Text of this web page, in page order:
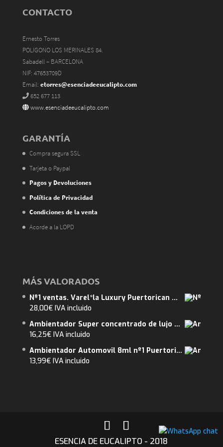
CONTACTO
Ernesto Torres
POLIGONO LOS MERINALES 84.
Sabadell – BARCELONA
NIF: 47653709D
Email: etorres@esenciadeeucalipto.com
652 677 113
www.esenciadeeucalipto.com
GARANTÍA
Compra segura SSL
Tarjeta o Paypal
Pagos y Devoluciones
Política de Privacidad
Condiciones de la venta
Acorde a la LOPD
MÁS VALORADOS
Nº1 ventas. Varel*la Luxury Puertorican Mango 375ml. ENVIO GRATUITO. Abarca 40m2.
28,00€ IVA incluido
Ambientador Super concentrado de lujo 250 ml. Frutos rojos. ENVIO GRATUITO.
16,25€ IVA incluido
Ambientador Automovil 8ml nº1 Puertorican Mango 2 un. Envio Gratuito
13,99€ IVA incluido
ESENCIA DE EUCALIPTO - 2018